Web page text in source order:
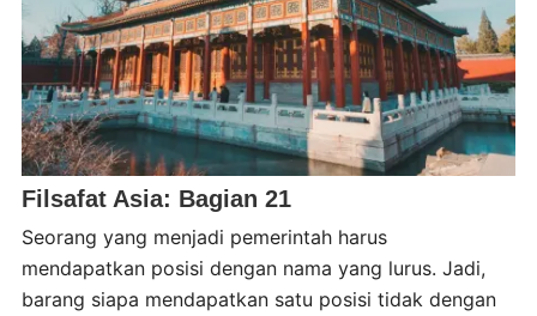
Filsafat Asia: Bagian 21
Seorang yang menjadi pemerintah harus
mendapatkan posisi dengan nama yang lurus. Jadi,
barang siapa mendapatkan satu posisi tidak dengan